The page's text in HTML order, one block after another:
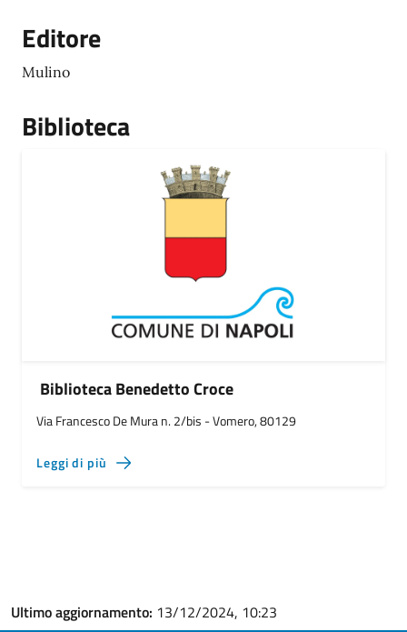
Editore
Mulino
Biblioteca
Biblioteca Benedetto Croce
Via Francesco De Mura n. 2/bis - Vomero, 80129
Leggi di più
Ultimo aggiornamento: 13/12/2024, 10:23